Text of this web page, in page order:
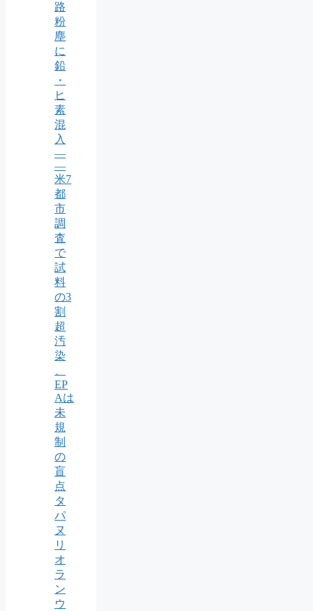
路
粉
塵
に
鉛
・
ヒ
素
混
入
—
—
米7
都
市
調
査
で
試
料
の3
割
超
汚
染
EP
Aは
未
規
制
の
盲
点
タ
パ
ヌ
リ
オ
ラ
ン
ウ